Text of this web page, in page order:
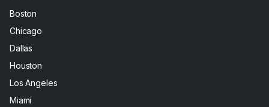
Boston
Chicago
Dallas
Houston
Los Angeles
Miami